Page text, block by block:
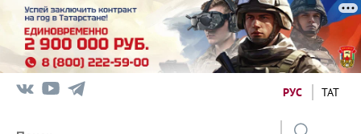
РУС ТАТ